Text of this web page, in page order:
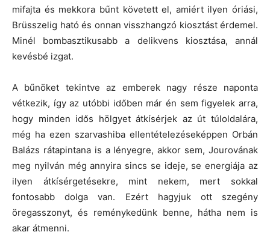
mifajta és mekkora bűnt követett el, amiért ilyen óriási,
Brüsszelig ható és onnan visszhangzó kiosztást érdemel.
Minél bombasztikusabb a delikvens kiosztása, annál
kevésbé izgat.
A bűnöket tekintve az emberek nagy része naponta
vétkezik, így az utóbbi időben már én sem figyelek arra,
hogy minden idős hölgyet átkísérjek az út túloldalára,
még ha ezen szarvashiba ellentételezéseképpen Orbán
Balázs rátapintana is a lényegre, akkor sem, Jourovának
meg nyilván még annyira sincs se ideje, se energiája az
ilyen átkísérgetésekre, mint nekem, mert sokkal
fontosabb dolga van. Ezért hagyjuk ott szegény
öregasszonyt, és reménykedünk benne, hátha nem is
akar átmenni.